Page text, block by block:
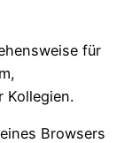
für
Kollegien.
Browsers